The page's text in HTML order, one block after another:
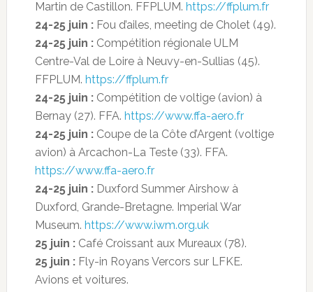
Martin de Castillon. FFPLUM. https://ffplum.fr
24-25 juin :Fou d’ailes, meeting de Cholet (49).
24-25 juin :Compétition régionale ULM
Centre-Val de Loire à Neuvy-en-Sullias (45).
FFPLUM. https://ffplum.fr
24-25 juin :Compétition de voltige (avion) à
Bernay (27). FFA. https://www.ffa-aero.fr
24-25 juin :Coupe de la Côte d’Argent (voltige
avion) à Arcachon-La Teste (33). FFA.
https://www.ffa-aero.fr
24-25 juin : Duxford Summer Airshow à
Duxford, Grande-Bretagne. Imperial War
Museum. https://www.iwm.org.uk
25 juin :Café Croissant aux Mureaux (78).
25 juin :Fly-in Royans Vercors sur LFKE.
Avions et voitures.